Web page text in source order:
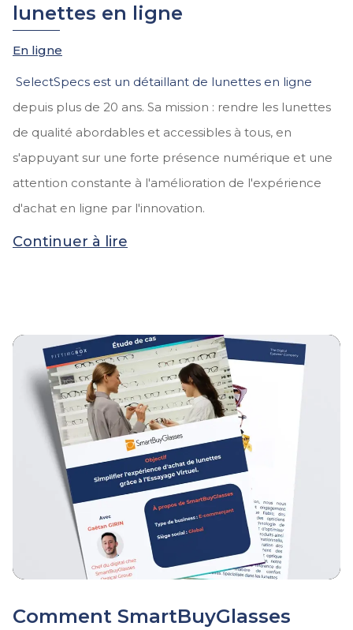
lunettes en ligne
En ligne
SelectSpecs est un détaillant de lunettes en ligne
depuis plus de 20 ans. Sa mission : rendre les lunettes
de qualité abordables et accessibles à tous, en
s'appuyant sur une forte présence numérique et une
attention constante à l'amélioration de l'expérience
d'achat en ligne par l'innovation.
Continuer à lire
Comment SmartBuyGlasses